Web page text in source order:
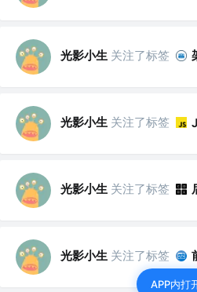
光影小生 关注了标签
光影小生 关注了标签
光影小生 关注了标签
光影小生 关注了标签
APP内打